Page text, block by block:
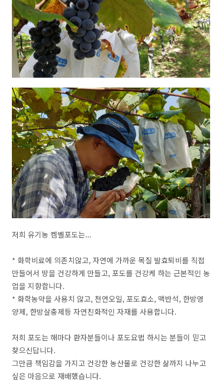
저희 유기농 켐벨포도는...
* 화학비료에 의존치않고, 자연에 가까운 목질 발효퇴비를 직접
만들어서 땅을 건강하게 만들고, 포도를 건강케 하는 근본적인 농
업을 지향합니다.
* 화학농약을 사용치 않고, 천연오일, 포도효소, 맥반석, 한방영
양제, 한방살충제등 자연친화적인 자재를 사용합니다.
저희 포도는 해마다 환자분들이나 포도요법 하시는 분들이 믿고
찾으신답니다.
그만큼 책임감을 가지고 건강한 농산물로 건강한 삶까지 나누고
싶은 마음으로 재배했습니다.